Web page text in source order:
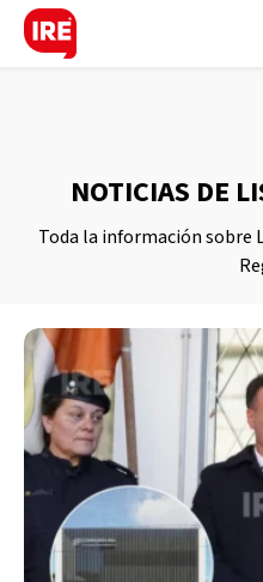
NOTICIAS DE
Toda la información sobre